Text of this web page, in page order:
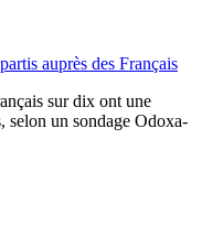
auprès des Français
sur dix ont une
selon un sondage Odoxa-